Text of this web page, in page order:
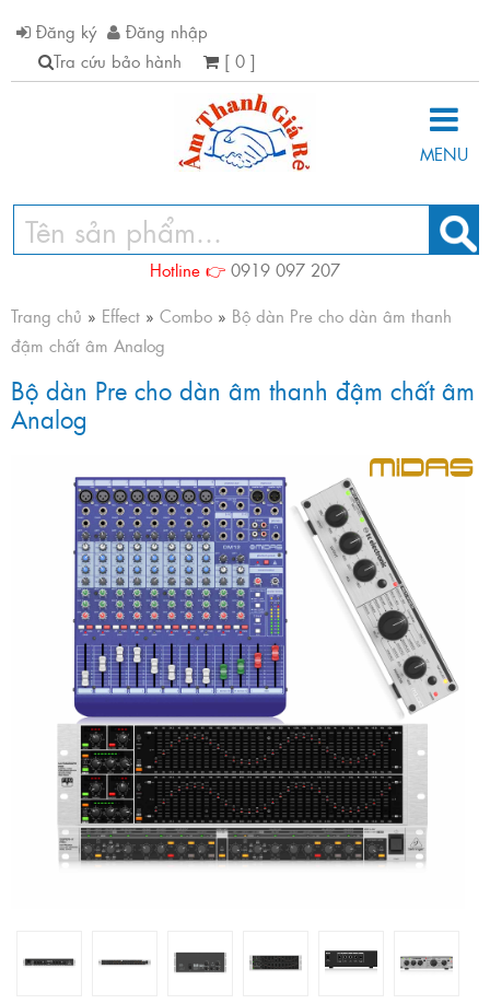
Đăng ký
Đăng nhập
Tra cứu bảo hành
[ 0 ]
MENU
Hotline 👉 0919 097 207
Trang chủ » Effect » Combo » Bộ dàn Pre cho dàn âm thanh
đậm chất âm Analog
Bộ dàn Pre cho dàn âm thanh đậm chất âm
Analog